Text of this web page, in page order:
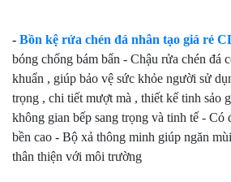
- Bồn kệ rửa chén đá nhân tạo giá rẻ
bóng chống bám bẩn - Chậu rửa chén đá
khuẩn , giúp bảo vệ sức khỏe người sử
trọng , chi tiết mượt mà , thiết kế tinh sảo
không gian bếp sang trọng và tinh tế - Có
bền cao - Bộ xả thông minh giúp ngăn
thân thiện với môi trường